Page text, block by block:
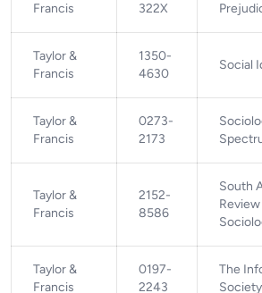
Francis
322X
Taylor &
Francis
1350-
4630
Social
Taylor &
Francis
0273-
2173
Taylor &
Francis
2152-
8586
South
Taylor &
Francis
0197-
2243
The
Society